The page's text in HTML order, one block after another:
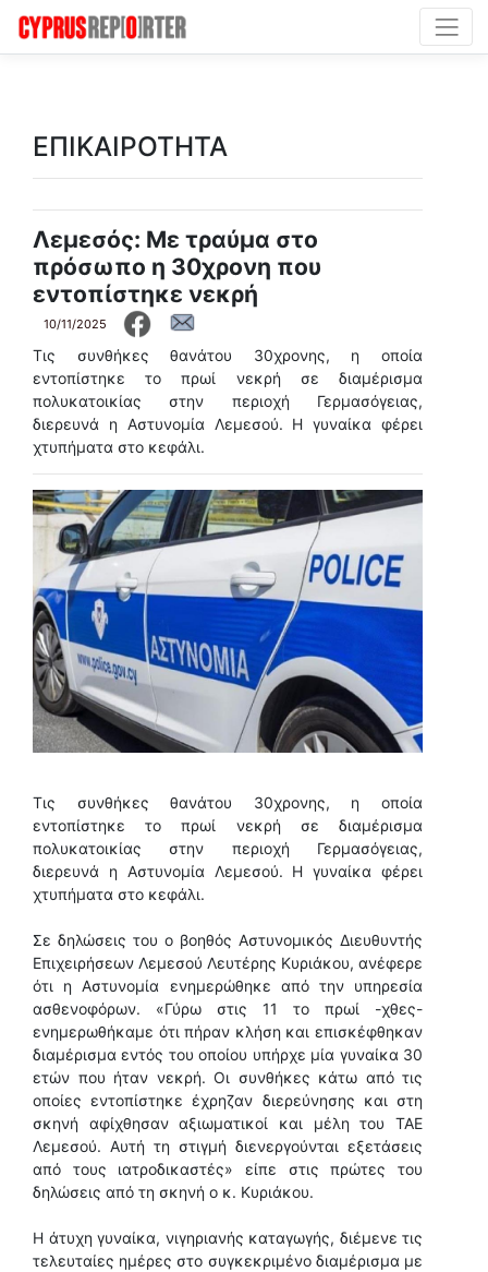
ΕΠΙΚΑΙΡΟΤΗΤΑ
Λεμεσός: Με τραύμα στο
πρόσωπο η 30χρονη που
εντοπίστηκε νεκρή
10/11/2025
Τις συνθήκες θανάτου 30χρονης, η οποία
εντοπίστηκε το πρωί νεκρή σε διαμέρισμα
πολυκατοικίας στην περιοχή Γερμασόγειας,
διερευνά η Aστυνομία Λεμεσού. Η γυναίκα φέρει
χτυπήματα στο κεφάλι.
Τις συνθήκες θανάτου 30χρονης, η οποία
εντοπίστηκε το πρωί νεκρή σε διαμέρισμα
πολυκατοικίας στην περιοχή Γερμασόγειας,
διερευνά η Aστυνομία Λεμεσού. Η γυναίκα φέρει
χτυπήματα στο κεφάλι.
Σε δηλώσεις του ο βοηθός Αστυνομικός Διευθυντής
Επιχειρήσεων Λεμεσού Λευτέρης Κυριάκου, ανέφερε
ότι η Aστυνομία ενημερώθηκε από την υπηρεσία
ασθενοφόρων. «Γύρω στις 11 το πρωί -χθες-
ενημερωθήκαμε ότι πήραν κλήση και επισκέφθηκαν
διαμέρισμα εντός του οποίου υπήρχε μία γυναίκα 30
ετών που ήταν νεκρή. Οι συνθήκες κάτω από τις
οποίες εντοπίστηκε έχρηζαν διερεύνησης και στη
σκηνή αφίχθησαν αξιωματικοί και μέλη του ΤΑΕ
Λεμεσού. Αυτή τη στιγμή διενεργούνται εξετάσεις
από τους ιατροδικαστές» είπε στις πρώτες του
δηλώσεις από τη σκηνή ο κ. Κυριάκου.
Η άτυχη γυναίκα, νιγηριανής καταγωγής, διέμενε τις
τελευταίες ημέρες στο συγκεκριμένο διαμέρισμα με